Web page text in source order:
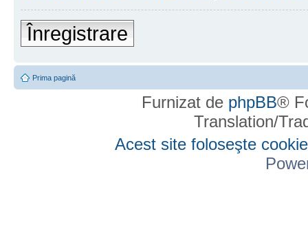
Înregistrare
Prima pagină
Furnizat de phpBB®
Translation/
Acest site foloseşte